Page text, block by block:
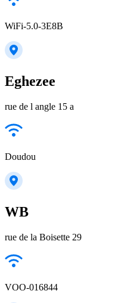
WiFi-5.0-3E8B
Eghezee
rue de l angle 15 a
Doudou
WB
rue de la Boisette 29
VOO-016844